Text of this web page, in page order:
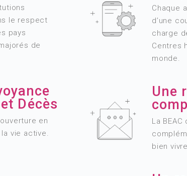
le respect
pays
de
Décès
en
vie active.
Chaque
d’une
charge
Centres
monde.
Une
La
bien